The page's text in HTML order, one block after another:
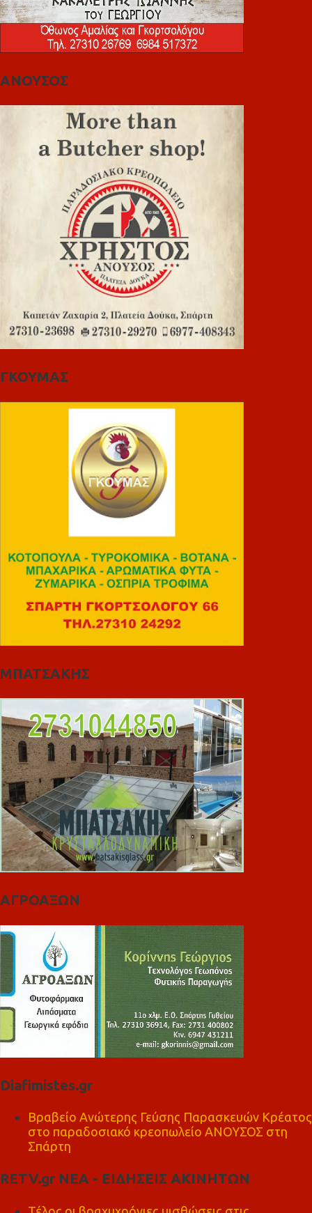
ΑΝΟΥΣΟΣ
ΓΚΟΥΜΑΣ
ΜΠΑΤΣΑΚΗΣ
ΑΓΡΟΑΞΩΝ
Diafimistes.gr
Βραβείο Ανώτερης Γεύσης Παρασκευών Κρέατος
στο παραδοσιακό κρεοπωλείο ΑΝΟΥΣΟΣ στη
Σπάρτη
RETV.gr ΝΕΑ - ΕΙΔΗΣΕΙΣ ΑΚΙΝΗΤΩΝ